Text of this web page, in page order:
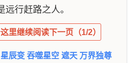
行赶路之人。
里继续阅读下一页（1/2）
星辰变吞噬星空遮天 万界独尊